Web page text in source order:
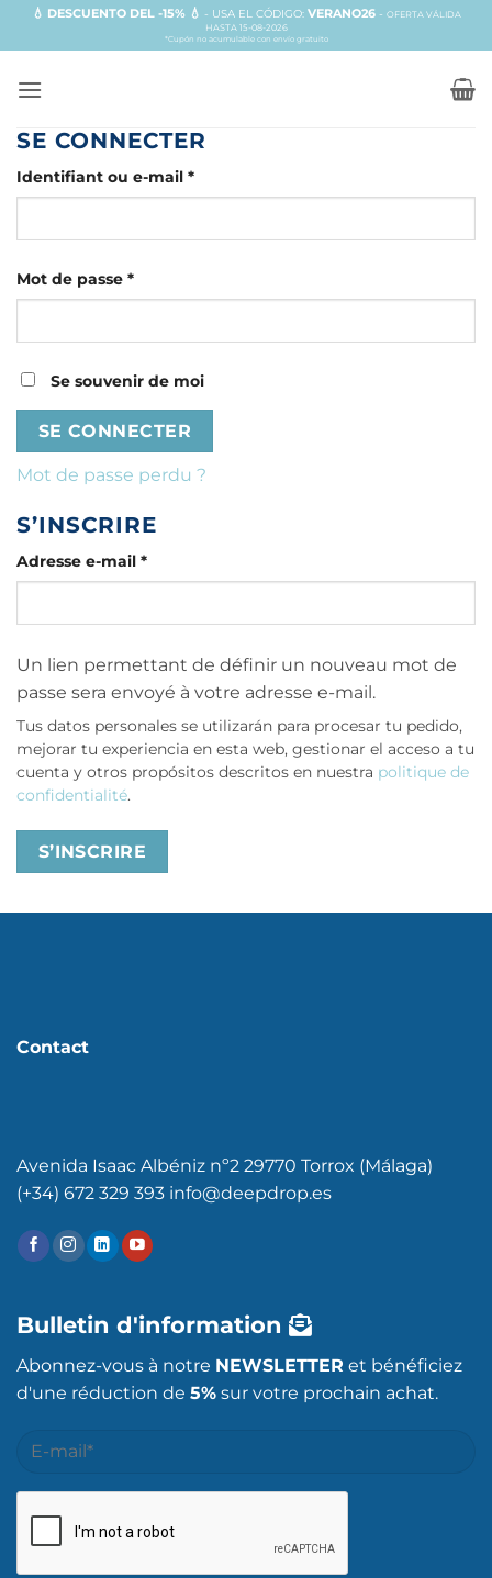
Passer💧 DESCUENTO DEL -15% 💧 - USA EL CÓDIGO: VERANO26- OFERTA VÁLIDA
HASTA 15-08-2026
*Cupón no acumulable con envío gratuito
SE CONNECTER
Identifiant ou e-mail *Obligatoire
Mot de passe *Obligatoire
Se souvenir de moi
SE CONNECTER
Mot de passe perdu ?
S’INSCRIRE
Adresse e-mail *Obligatoire
Un lien permettant de définir un nouveau mot de
passe sera envoyé à votre adresse e-mail.
Tus datos personales se utilizarán para procesar tu pedido,
mejorar tu experiencia en esta web, gestionar el acceso a tu
cuenta y otros propósitos descritos en nuestra politique de
confidentialité.
S’INSCRIRE
Contact
Avenida Isaac Albéniz nº2 29770 Torrox (Málaga)
(+34) 672 329 393 info@deepdrop.es
Bulletin d'information
Abonnez-vous à notre NEWSLETTER et bénéficiez
d'une réduction de 5% sur votre prochain achat.